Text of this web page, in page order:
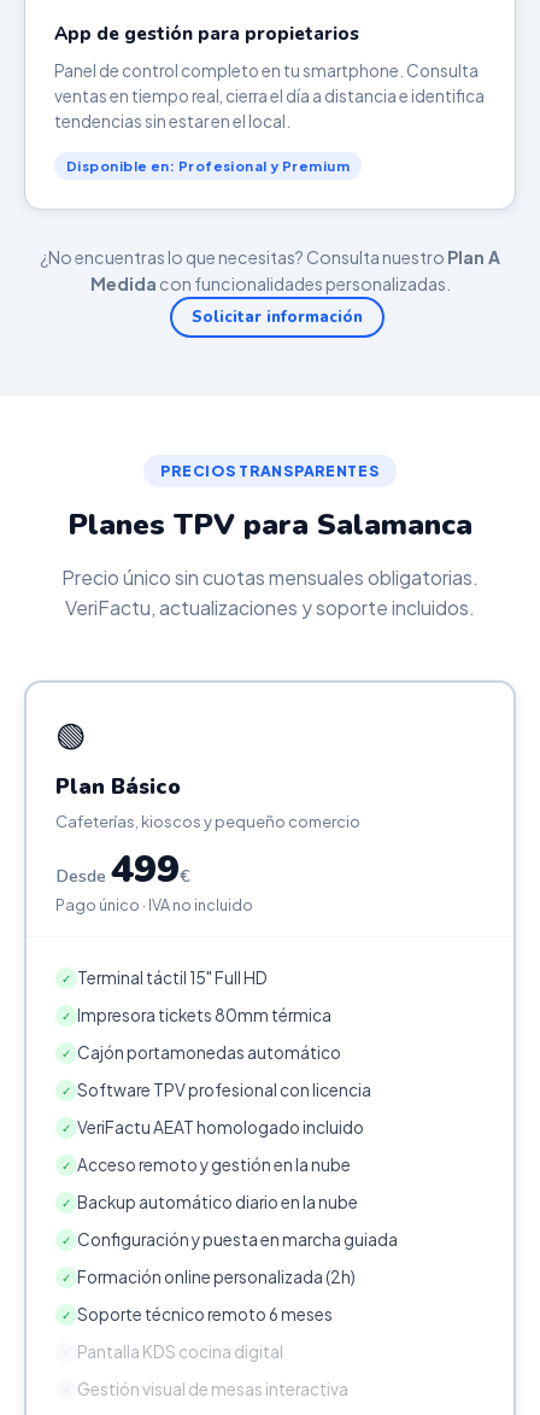
App de gestión para propietarios
Panel de control completo en tu smartphone. Consulta
ventas en tiempo real, cierra el día a distancia e identifica
tendencias sin estar en el local.
Disponible en: Profesional y Premium
¿No encuentras lo que necesitas? Consulta nuestro Plan A
Medida con funcionalidades personalizadas.
Solicitar información
PRECIOS TRANSPARENTES
Planes TPV para Salamanca
Precio único sin cuotas mensuales obligatorias.
VeriFactu, actualizaciones y soporte incluidos.
🟢
Plan Básico
Cafeterías, kioscos y pequeño comercio
Desde 499€
Pago único · IVA no incluido
✓ Terminal táctil 15" Full HD
✓ Impresora tickets 80mm térmica
✓ Cajón portamonedas automático
✓ Software TPV profesional con licencia
✓ VeriFactu AEAT homologado incluido
✓ Acceso remoto y gestión en la nube
✓ Backup automático diario en la nube
✓ Configuración y puesta en marcha guiada
✓ Formación online personalizada (2h)
✓ Soporte técnico remoto 6 meses
Pantalla KDS cocina digital
Gestión visual de mesas interactiva